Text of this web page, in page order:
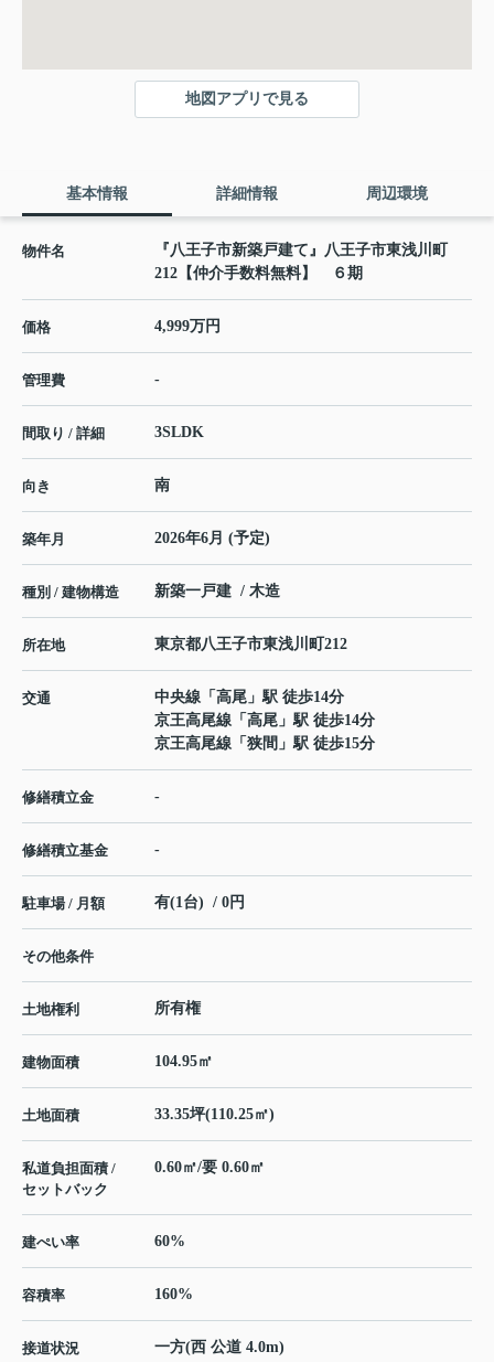
地図アプリで見る
基本情報 詳細情報 周辺環境
物件名
『八王子市新築戸建て』八王子市東浅川町
212【仲介手数料無料】 ６期
価格 4,999万円
管理費 -
間取り / 詳細 3SLDK
向き 南
築年月 2026年6月 (予定)
種別 / 建物構造 新築一戸建 / 木造
所在地 東京都八王子市東浅川町 212
交通 中央線 「 高尾 」駅 徒歩14分
京王高尾線 「 高尾 」駅 徒歩14分
京王高尾線 「 狭間 」駅 徒歩15分
修繕積立金 -
修繕積立基金 -
駐車場 / 月額 有(1台) / 0円
その他条件
土地権利 所有権
建物面積 104.95㎡
土地面積 33.35坪(110.25㎡)
私道負担面積 /
セットバック
0.60㎡/要 0.60㎡
建ぺい率 60%
容積率 160%
接道状況 一方(西 公道 4.0m)